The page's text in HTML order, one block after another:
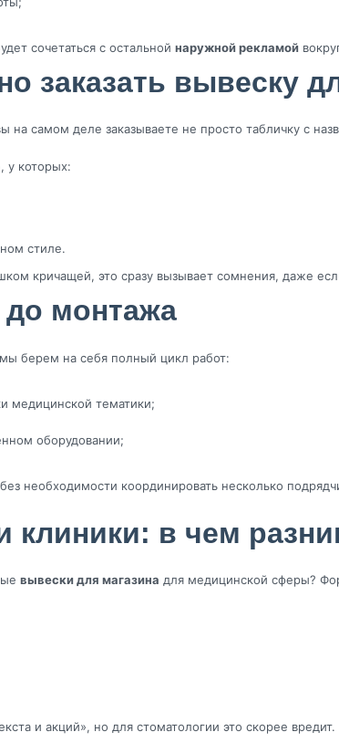
сочетаться с остальной наружной рекламой
заказать вывеску
на самом деле заказываете не просто табличку с
у которых:
стиле.
кричащей, это сразу вызывает сомнения, даже
до монтажа
берем на себя полный цикл работ:
медицинской тематики;
оборудовании;
необходимости координировать несколько
клиники: в чем
вывески для магазина для медицинской сферы?
и акций», но для стоматологии это скорее